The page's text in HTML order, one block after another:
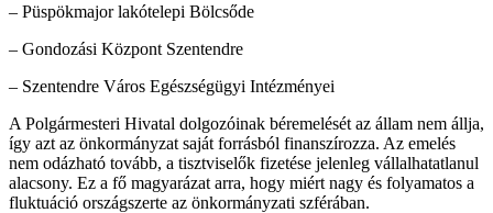
– Püspökmajor lakótelepi Bölcsőde
– Gondozási Központ Szentendre
– Szentendre Város Egészségügyi Intézményei
A Polgármesteri Hivatal dolgozóinak béremelését az állam nem állja,
így azt az önkormányzat saját forrásból finanszírozza. Az emelés
nem odázható tovább, a tisztviselők fizetése jelenleg vállalhatatlanul
alacsony. Ez a fő magyarázat arra, hogy miért nagy és folyamatos a
fluktuáció országszerte az önkormányzati szférában.